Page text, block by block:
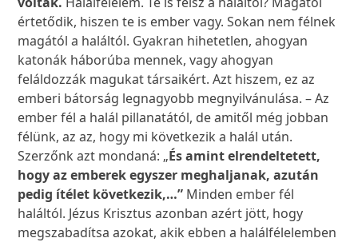
értetődik, hiszen te is ember vagy. Sokan nem félnek
magától a haláltól. Gyakran hihetetlen, ahogyan
katonák háborúba mennek, vagy ahogyan
feláldozzák magukat társaikért. Azt hiszem, ez az
emberi bátorság legnagyobb megnyilvánulása. – Az
ember fél a halál pillanatától, de amitől még jobban
félünk, az az, hogy mi következik a halál után.
Szerzőnk azt mondaná: „És amint elrendeltetett,
hogy az emberek egyszer meghaljanak, azután
pedig ítélet következik,…” Minden ember fél
haláltól. Jézus Krisztus azonban azért jött, hogy
megszabadítsa azokat, akik ebben a halálfélelemben